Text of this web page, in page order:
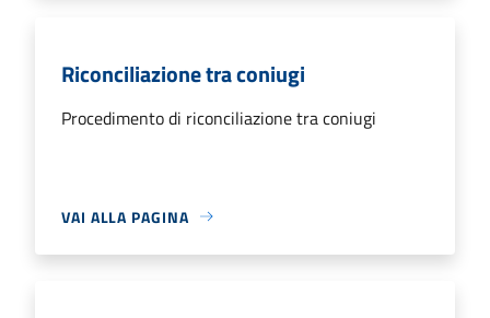
Riconciliazione tra coniugi
Procedimento di riconciliazione tra coniugi
VAI ALLA PAGINA